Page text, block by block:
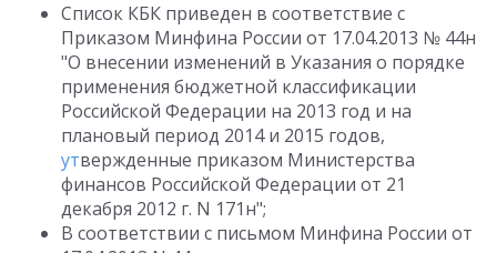
Список КБК приведен в соответствие с
Приказом Минфина России от 17.04.2013 № 44н
"О внесении изменений в Указания о порядке
применения бюджетной классификации
Российской Федерации на 2013 год и на
плановый период 2014 и 2015 годов,
утвержденные приказом Министерства
финансов Российской Федерации от 21
декабря 2012 г. N 171н";
В соответствии с письмом Минфина России от